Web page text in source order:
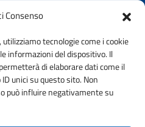
Consenso
tecnologie come i cookie
informazioni del dispositivo. Il
di elaborare dati come il
unici su questo sito. Non
può influire negativamente su